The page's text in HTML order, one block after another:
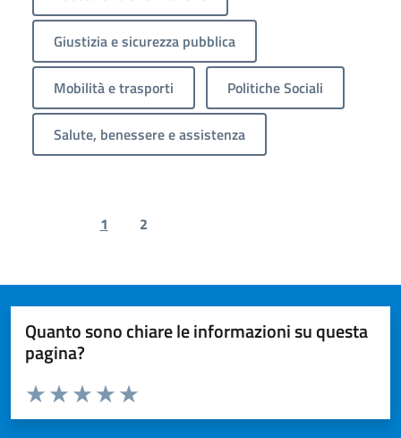
Giustizia e sicurezza pubblica
Mobilità e trasporti Politiche Sociali
Salute, benessere e assistenza
Previous page
1 2
Quanto sono chiare le informazioni su questa
pagina?
Valuta da 1 a 5 stelle la pagina
Valuta 5 stelle su 5
Valuta 4 stelle su 5
Valuta 3 stelle su 5
Valuta 2 stelle su 5
Valuta 1 stelle su 5